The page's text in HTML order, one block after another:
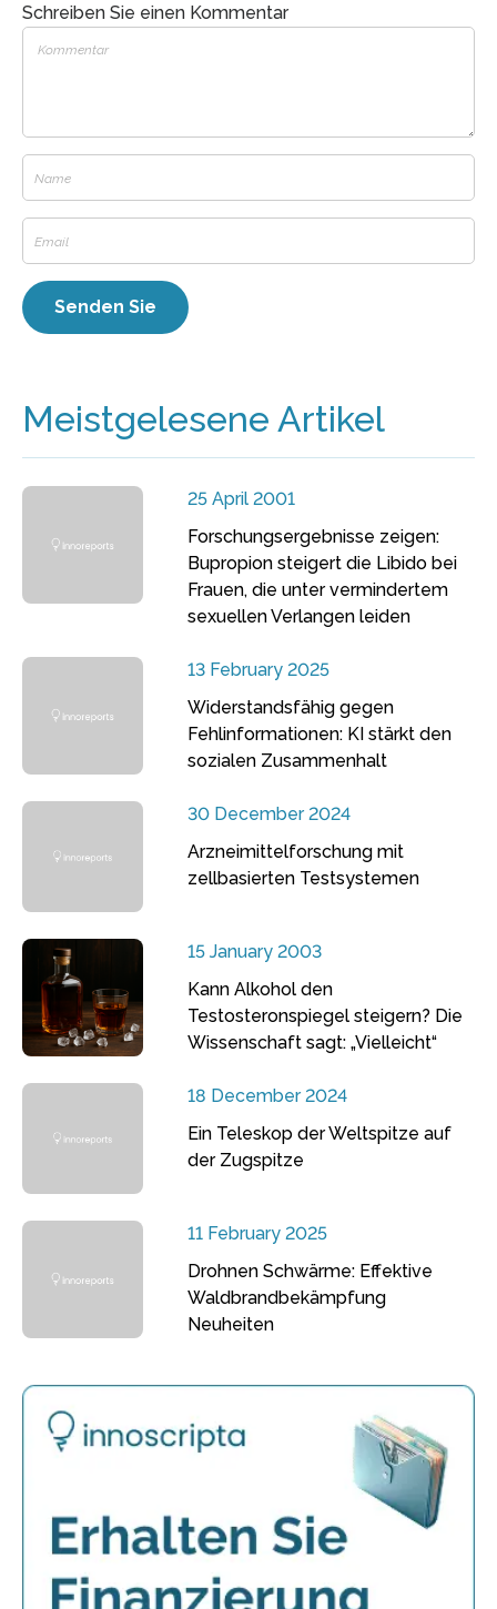
Schreiben Sie einen Kommentar
Meistgelesene Artikel
25 April 2001
Forschungsergebnisse zeigen:
Bupropion steigert die Libido bei
Frauen, die unter vermindertem
sexuellen Verlangen leiden
13 February 2025
Widerstandsfähig gegen
Fehlinformationen: KI stärkt den
sozialen Zusammenhalt
30 December 2024
Arzneimittelforschung mit
zellbasierten Testsystemen
15 January 2003
Kann Alkohol den
Testosteronspiegel steigern? Die
Wissenschaft sagt: „Vielleicht“
18 December 2024
Ein Teleskop der Weltspitze auf
der Zugspitze
11 February 2025
Drohnen Schwärme: Effektive
Waldbrandbekämpfung
Neuheiten